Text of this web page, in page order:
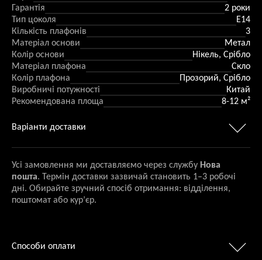
Гарантія
2 роки
Тип цоколя
Е14
Кількість плафонів
3
Матеріал основи
Метал
Колір основи
Нікель, Срібло
Матеріал плафона
Скло
Колір плафона
Прозорий, Срібло
Виробничі потужності
Китай
Рекомендована площа
8-12 м²
Варіанти доставки
Усі замовлення ми доставляємо через службу Нова
пошта. Термін доставки зазвичай становить 1–3 робочі
дні. Обирайте зручний спосіб отримання: відділення,
поштомат або кур’єр.
Способи оплати